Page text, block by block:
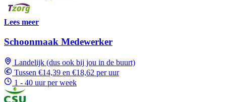
Lees meer
Schoonmaak Medewerker
Landelijk (dus ook bij jou in de buurt)
Tussen €14,39 en €18,62 per uur
1 - 40 uur per week